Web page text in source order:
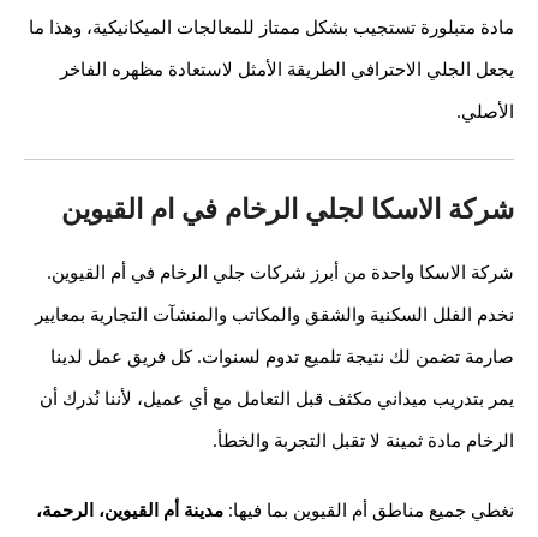
مادة متبلورة تستجيب بشكل ممتاز للمعالجات الميكانيكية، وهذا ما
يجعل الجلي الاحترافي الطريقة الأمثل لاستعادة مظهره الفاخر
الأصلي.
شركة الاسكا لجلي الرخام في ام القيوين
شركة الاسكا واحدة من أبرز شركات جلي الرخام في أم القيوين.
نخدم الفلل السكنية والشقق والمكاتب والمنشآت التجارية بمعايير
صارمة تضمن لك نتيجة تلميع تدوم لسنوات. كل فريق عمل لدينا
يمر بتدريب ميداني مكثف قبل التعامل مع أي عميل، لأننا نُدرك أن
الرخام مادة ثمينة لا تقبل التجربة والخطأ.
نغطي جميع مناطق أم القيوين بما فيها: مدينة أم القيوين، الرحمة،